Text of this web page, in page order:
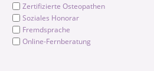
Zertifizierte Osteopathen
Soziales Honorar
Fremdsprache
Online-Fernberatung